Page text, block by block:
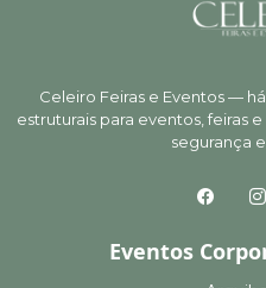
Celeiro Feiras e Eventos —
estruturais para eventos, feiras
segurança
Eventos